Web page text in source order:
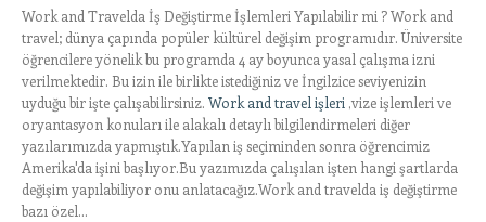
Work and Travelda İş Değiştirme İşlemleri Yapılabilir mi ? Work and
travel; dünya çapında popüler kültürel değişim programıdır. Üniversite
öğrencilere yönelik bu programda 4 ay boyunca yasal çalışma izni
verilmektedir. Bu izin ile birlikte istediğiniz ve İngilzice seviyenizin
uyduğu bir işte çalışabilirsiniz. Work and travel işleri ,vize işlemleri ve
oryantasyon konuları ile alakalı detaylı bilgilendirmeleri diğer
yazılarımızda yapmıştık.Yapılan iş seçiminden sonra öğrencimiz
Amerika'da işini başlıyor.Bu yazımızda çalışılan işten hangi şartlarda
değişim yapılabiliyor onu anlatacağız.Work and travelda iş değiştirme
bazı özel...